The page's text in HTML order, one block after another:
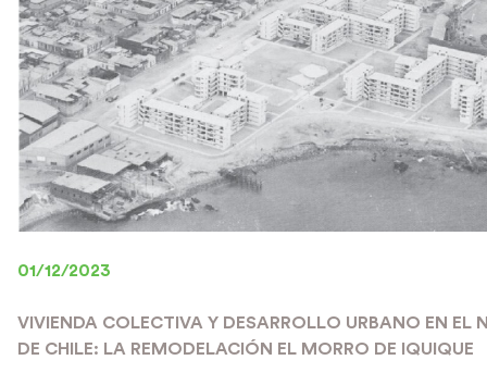
01/12/2023
VIVIENDA COLECTIVA Y DESARROLLO URBANO EN EL
DE CHILE: LA REMODELACIÓN EL MORRO DE IQUIQUE